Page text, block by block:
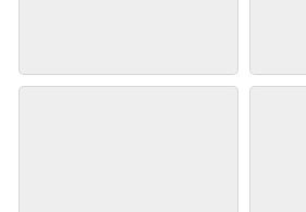
[YITUYU艺图语] 2022.07.01 等你下